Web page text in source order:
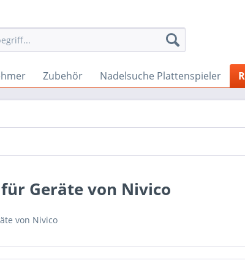
Zubehör Nadelsuche Plattenspieler
Geräte von Nivico
von Nivico